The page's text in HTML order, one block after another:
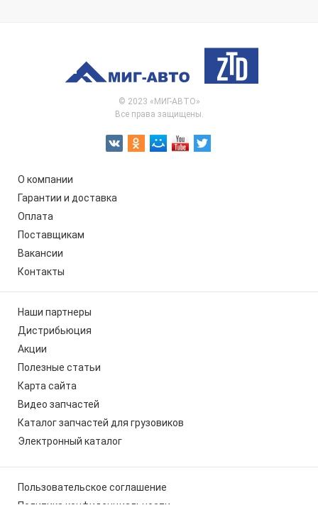
© 2023 «МИГ-АВТО»
Все права защищены.
О компании
Гарантии и доставка
Оплата
Поставщикам
Вакансии
Контакты
Наши партнеры
Дистрибьюция
Акции
Полезные статьи
Карта сайта
Видео запчастей
Каталог запчастей для грузовиков
Электронный каталог
Пользовательское соглашение
Политика конфиденциальности